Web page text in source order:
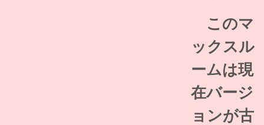
このマ
ックスル
ームは現
在バージ
ョンが古